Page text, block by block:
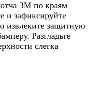
3М по краям
и зафиксируйте
извлеките защитную
Разгладьте
слегка